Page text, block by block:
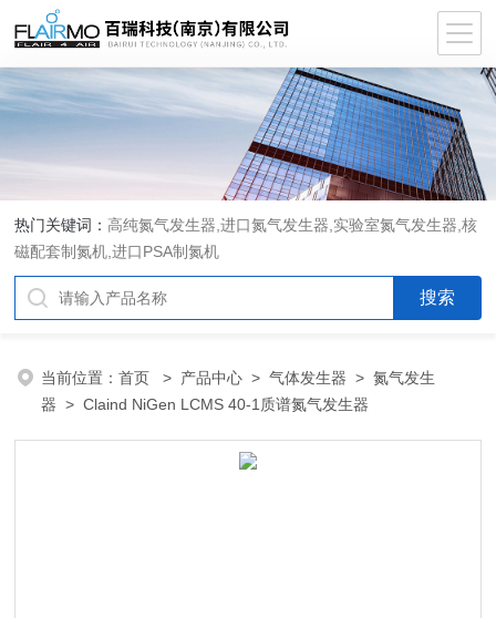
热门关键词： 高纯氮气发生器,进口氮气发生器,实验室氮气发生器,核
磁配套制氮机,进口PSA制氮机
当前位置：首页 > 产品中心 >气体发生器 >氮气发生
器 > Claind NiGen LCMS 40-1质谱氮气发生器